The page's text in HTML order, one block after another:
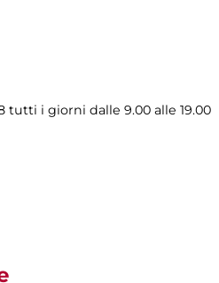
tutti i giorni dalle 9.00 alle 19.00